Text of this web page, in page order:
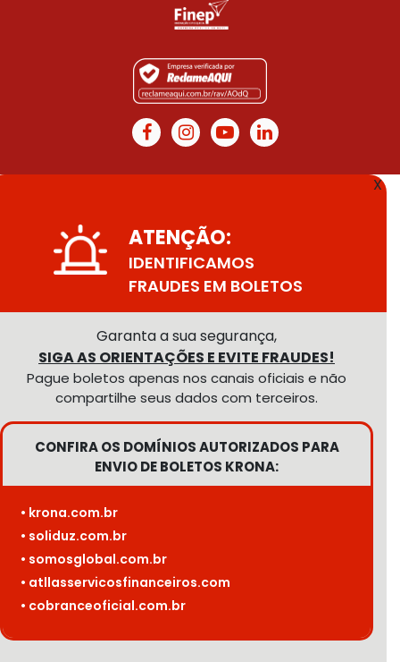
X
ATENÇÃO:
IDENTIFICAMOS
FRAUDES EM BOLETOS
Garanta a sua segurança,
SIGA AS ORIENTAÇÕES E EVITE FRAUDES!
Pague boletos apenas nos canais oficiais e não
compartilhe seus dados com terceiros.
CONFIRA OS DOMÍNIOS AUTORIZADOS PARA
ENVIO DE BOLETOS KRONA:
• krona.com.br
• soliduz.com.br
• somosglobal.com.br
• atllasservicosfinanceiros.com
• cobranceoficial.com.br